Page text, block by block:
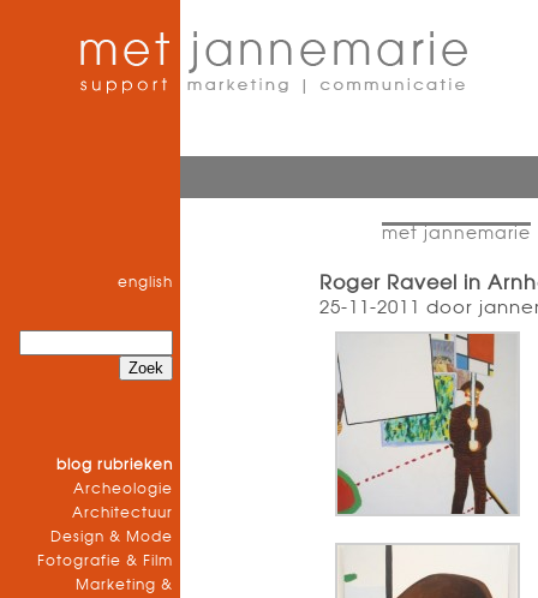
english
blog rubrieken
Archeologie
Architectuur
Design & Mode
Fotografie & Film
Marketing &
met jannemarie
Roger Raveel in
25-11-2011 door